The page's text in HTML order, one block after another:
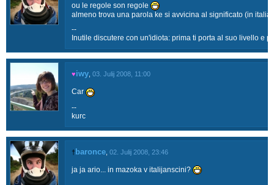
ou le regole son regole
almeno trova una parola ke si avvicina al significato (in
--
Inutile discutere con un'idiota: prima ti porta al suo livello e
♥iwy 03. Julij 2008, 11:00
Car
--
kurc
†baronce 02. Julij 2008, 23:46
ja ja ario... in mazoka v italijanscini?